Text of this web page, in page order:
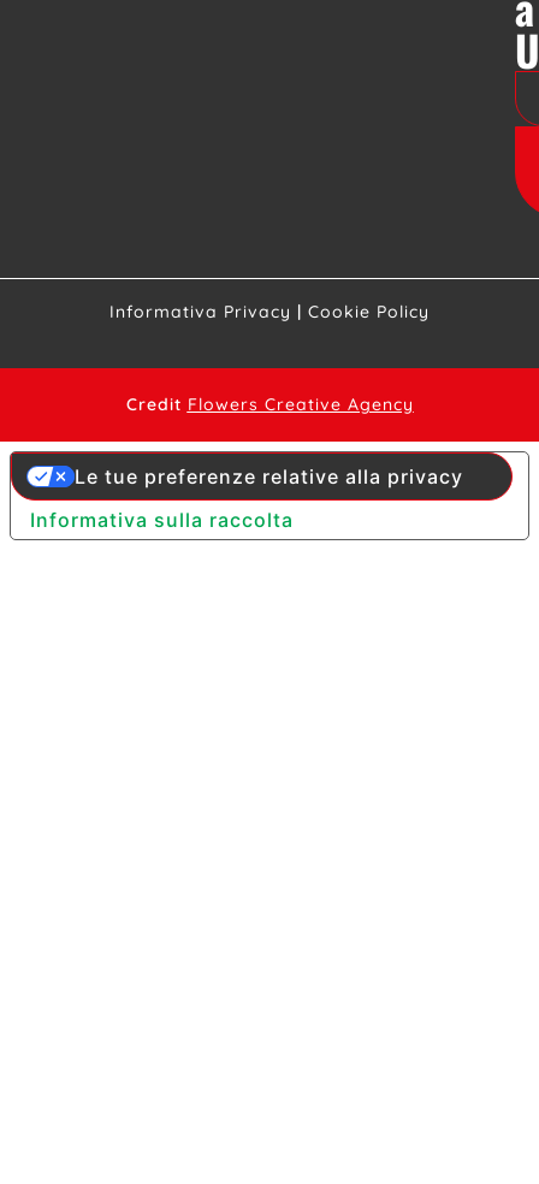
Informativa Privacy | Cookie Policy
Credit Flowers Creative Agency
Informativa sulla raccolta
Le tue preferenze relative alla privacy